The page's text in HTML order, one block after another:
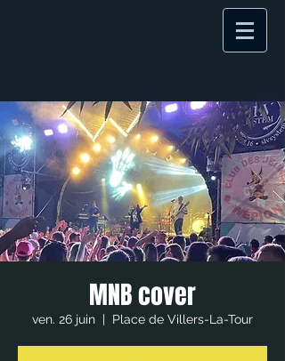
MNB cover
ven. 26 juin
  |
Place de Villers-La-Tour